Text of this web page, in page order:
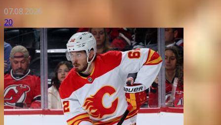
07.08.2026
20